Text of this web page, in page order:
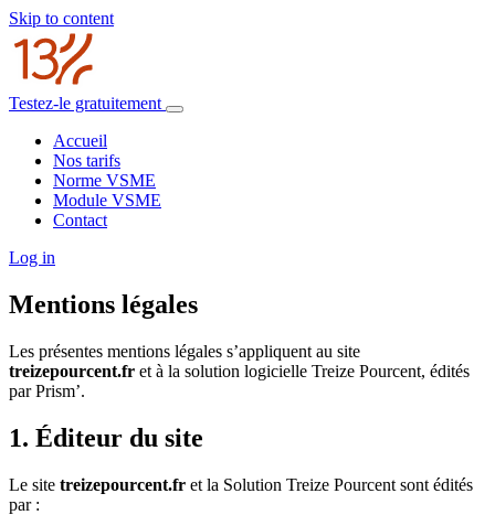
Skip to content
Testez-le gratuitement
Accueil
Nos tarifs
Norme VSME
Module VSME
Contact
Log in
Mentions légales
Les présentes mentions légales s’appliquent au site
treizepourcent.fr et à la solution logicielle Treize Pourcent, édités
par Prism’.
1. Éditeur du site
Le site treizepourcent.fr et la Solution Treize Pourcent sont édités
par :